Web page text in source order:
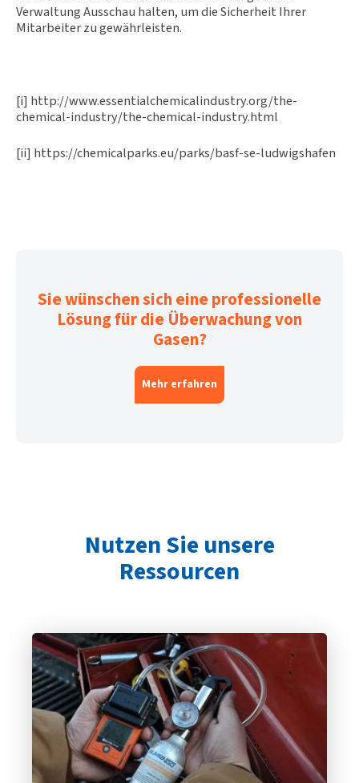
Verwaltung Ausschau halten, um die Sicherheit Ihrer
Mitarbeiter zu gewährleisten.
[i] http://www.essentialchemicalindustry.org/the-
chemical-industry/the-chemical-industry.html
[ii] https://chemicalparks.eu/parks/basf-se-ludwigshafen
Sie wünschen sich eine professionelle
Lösung für die Überwachung von
Gasen?
Mehr erfahren
Nutzen Sie unsere
Ressourcen